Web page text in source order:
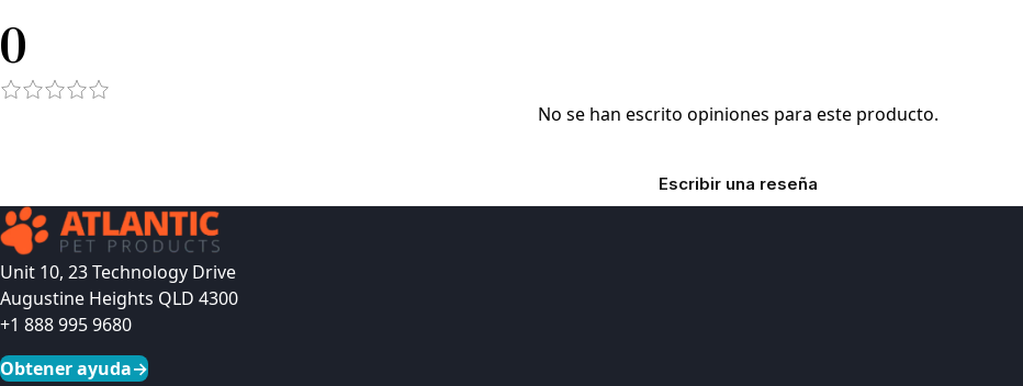
0
No se han escrito opiniones para este producto.
Escribir una reseña
Unit 10, 23 Technology Drive
Augustine Heights QLD 4300
+1 888 995 9680
Obtener ayuda→